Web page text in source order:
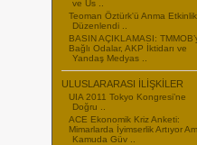
ve Us ..
Teoman Öztürk'ü Anma
Düzenlendi ..
BASIN AÇIKLAMASI:
Bağlı Odalar, AKP İktidarı ve
Yandaş Medyas ..
ULUSLARARASI İLİŞKİLER
UIA 2011 Tokyo Kongresi’ne
Doğru ..
ACE Ekonomik Kriz Anketi:
Mimarlarda İyimserlik Artıyor
Kamuda Güv ..